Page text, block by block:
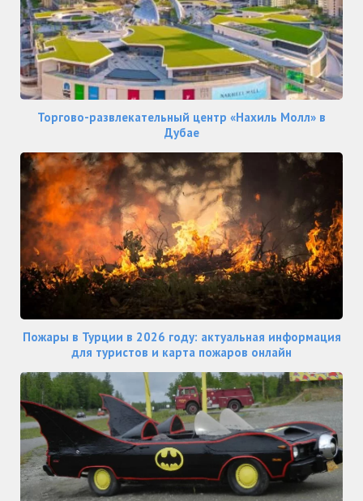
Торгово-развлекательный центр «Нахиль Молл» в
Дубае
Пожары в Турции в 2026 году: актуальная информация
для туристов и карта пожаров онлайн